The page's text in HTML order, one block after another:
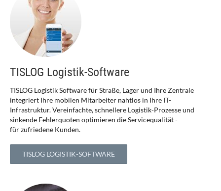
TISLOG Logistik-Software
TISLOG Logistik Software für Straße, Lager und Ihre Zentrale
integriert Ihre mobilen Mitarbeiter nahtlos in Ihre IT-
Infrastruktur. Vereinfachte, schnellere Logistik-Prozesse und
sinkende Fehlerquoten optimieren die Servicequalität -
für zufriedene Kunden.
TISLOG LOGISTIK-SOFTWARE